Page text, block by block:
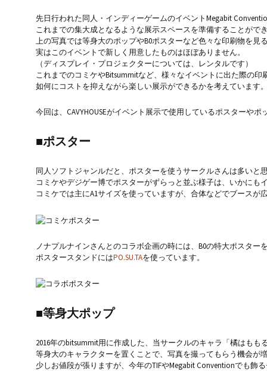
先日行われた同人・インディーゲームのイベントMegabit
これまでの集大成となるような展示スペースを準備することがで
上の写真では等身大のポップやB0ポスターなど色々な印刷物を見
実はこのイベントで新しく用意したものはほぼありません。
（ディスプレイ・プロジェクターについては、レンタルです）
これまでのコミケやBitsummitなど、様々なイベントに出た際の印
如何にコストを抑えながら楽しい展示ができるかを考えています
今回は、CAVYHOUSEがイベント展示で使用しているポスターや
■ポスター
同人ソフトジャンルだと、ポスターを使うサークルさんは多いと
コミケやデジゲー博でポスターがずらっと並ぶ様子は、いかにも
コミケでは主にA1サイズを使っていますが、合体などでブースが
ノナプルナインさんとのコラボ企画の時には、B0の特大ポスター
ポスタースタンドにはPO.SU.TAを使っています。
■等身大ポップ
2016年のbitsummit用に作成した、当サークルのキャラ「橘はも
等身大のキャラクターを置くことで、写真を撮ってもらう機会が
少しお値段が張りますが、今年のTIFやMegabit Conventionでも飾